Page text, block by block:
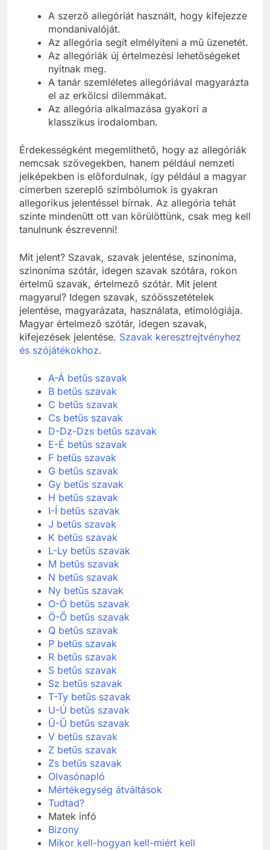
A szerző allegóriát használt, hogy kifejezze
mondanivalóját.
Az allegória segít elmélyíteni a mű üzenetét.
Az allegóriák új értelmezési lehetőségeket
nyitnak meg.
A tanár szemléletes allegóriával magyarázta
el az erkölcsi dilemmákat.
Az allegória alkalmazása gyakori a
klasszikus irodalomban.
Érdekességként megemlíthető, hogy az allegóriák
nemcsak szövegekben, hanem például nemzeti
jelképekben is előfordulnak, így például a magyar
címerben szereplő szimbólumok is gyakran
allegorikus jelentéssel bírnak. Az allegória tehát
szinte mindenütt ott van körülöttünk, csak meg kell
tanulnunk észrevenni!
Mit jelent? Szavak, szavak jelentése, szinoníma,
szinoníma szótár, idegen szavak szótára, rokon
értelmű szavak, értelmező szótár. Mit jelent
magyarul? Idegen szavak, szóösszetételek
jelentése, magyarázata, használata, etimológiája.
Magyar értelmező szótár, idegen szavak,
kifejezések jelentése. Szavak keresztrejtvényhez
és szójátékokhoz.
A-Á betűs szavak
B betűs szavak
C betűs szavak
Cs betűs szavak
D-Dz-Dzs betűs szavak
E-É betűs szavak
F betűs szavak
G betűs szavak
Gy betűs szavak
H betűs szavak
I-Í betűs szavak
J betűs szavak
K betűs szavak
L-Ly betűs szavak
M betűs szavak
N betűs szavak
Ny betűs szavak
O-Ó betűs szavak
Ö-Ő betűs szavak
Q betűs szavak
P betűs szavak
R betűs szavak
S betűs szavak
Sz betűs szavak
T-Ty betűs szavak
U-Ú betűs szavak
Ü-Ű betűs szavak
V betűs szavak
Z betűs szavak
Zs betűs szavak
Olvasónapló
Mértékegység átváltások
Tudtad?
Matek infó
Bizony
Mikor kell-hogyan kell-miért kell